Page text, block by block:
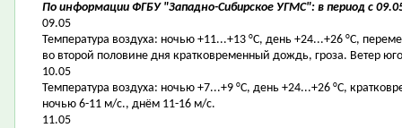
По информации ФГБУ "Западно-Сибирское УГМС": в период с
09.05
Температура воздуха: ночью +11...+13 °С, день +24...+26 °С,
во второй половине дня кратковременный дождь, гроза. Ветер
10.05
Температура воздуха: ночью +7...+9 °С, день +24...+26 °С,
ночью 6-11 м/с., днём 11-16 м/с.
11.05